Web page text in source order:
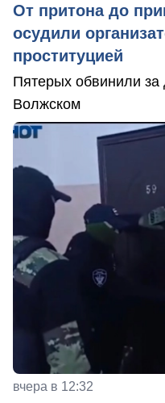
От притона до
осудили
проституцией
Пятерых обвинили за
Волжском
вчера в 12:32